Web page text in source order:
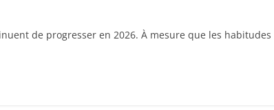
de progresser en 2026. À mesure que les habitudes